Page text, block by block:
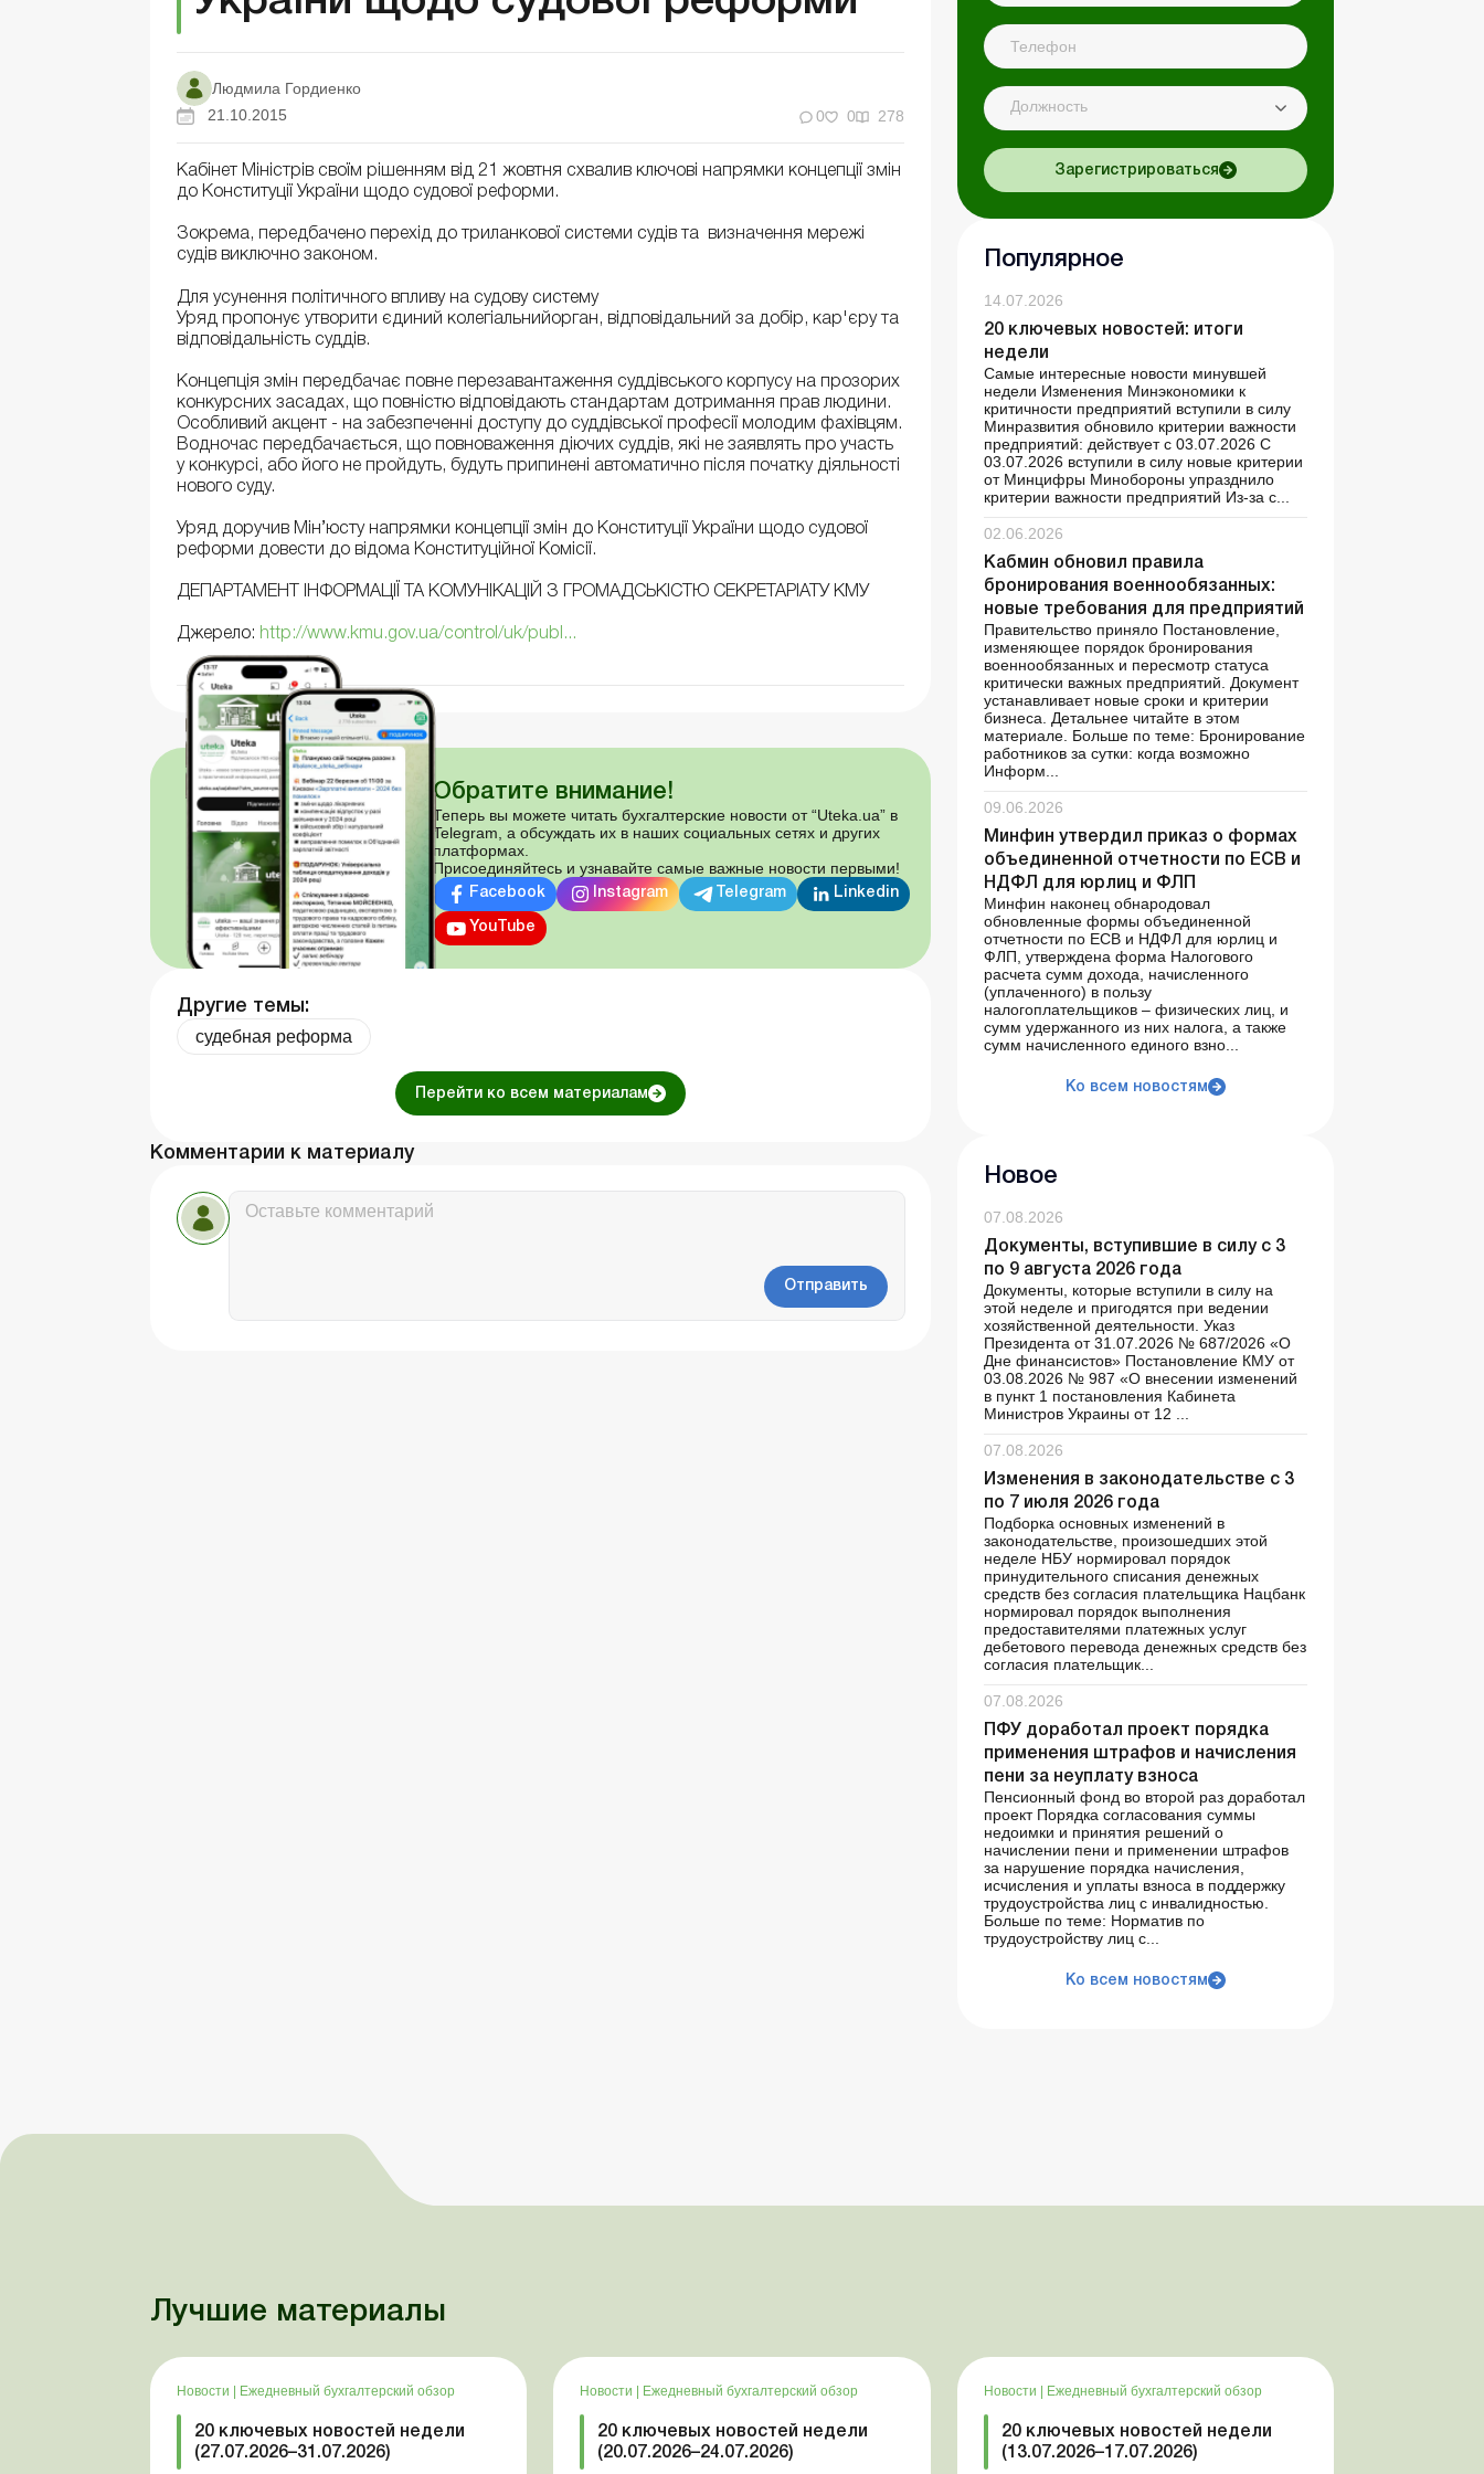
Людмила Гордиенко
21.10.2015
0 0 278
Кабінет Міністрів своїм рішенням від 21 жовтня схвалив ключові напрямки концепції змін
до Конституції України щодо судової реформи.
Зокрема, передбачено перехід до триланкової системи судів та визначення мережі
судів виключно законом.
Для усунення політичного впливу на судову систему
Уряд пропонує утворити єдиний колегіальнийорган, відповідальний за добір, кар'єру та
відповідальність суддів.
Концепція змін передбачає повне перезавантаження суддівського корпусу на прозорих
конкурсних засадах, що повністю відповідають стандартам дотримання прав людини.
Особливий акцент - на забезпеченні доступу до суддівської професії молодим фахівцям.
Водночас передбачається, що повноваження діючих суддів, які не заявлять про участь
у конкурсі, або його не пройдуть, будуть припинені автоматично після початку діяльності
нового суду.
Уряд доручив Мін’юсту напрямки концепції змін до Конституції України щодо судової
реформи довести до відома Конституційної Комісії.
ДЕПАРТАМЕНТ ІНФОРМАЦІЇ ТА КОМУНІКАЦІЙ З ГРОМАДСЬКІСТЮ СЕКРЕТАРІАТУ КМУ
Джерело: http://www.kmu.gov.ua/control/uk/publ...
Обратите внимание!
Теперь вы можете читать бухгалтерские новости от “Uteka.ua” в
Telegram, а обсуждать их в наших социальных сетях и других
платформах.
Присоединяйтесь и узнавайте самые важные новости первыми!
Facebook Instagram Telegram Linkedin
YouTube
Другие темы:
судебная реформа
Перейти ко всем материалам
Комментарии к материалу
Отправить
Должность
Зарегистрироваться
Популярное
14.07.2026
20 ключевых новостей: итоги
недели
Самые интересные новости минувшей
недели Изменения Минэкономики к
критичности предприятий вступили в силу
Минразвития обновило критерии важности
предприятий: действует с 03.07.2026 С
03.07.2026 вступили в силу новые критерии
от Минцифры Минобороны упразднило
критерии важности предприятий Из-за с...
02.06.2026
Кабмин обновил правила
бронирования военнообязанных:
новые требования для предприятий
Правительство приняло Постановление,
изменяющее порядок бронирования
военнообязанных и пересмотр статуса
критически важных предприятий. Документ
устанавливает новые сроки и критерии
бизнеса. Детальнее читайте в этом
материале. Больше по теме: Бронирование
работников за сутки: когда возможно
Информ...
09.06.2026
Минфин утвердил приказ о формах
объединенной отчетности по ЕСВ и
НДФЛ для юрлиц и ФЛП
Минфин наконец обнародовал
обновленные формы объединенной
отчетности по ЕСВ и НДФЛ для юрлиц и
ФЛП, утверждена форма Налогового
расчета сумм дохода, начисленного
(уплаченного) в пользу
налогоплательщиков – физических лиц, и
сумм удержанного из них налога, а также
сумм начисленного единого взно...
Ко всем новостям
Новое
07.08.2026
Документы, вступившие в силу с 3
по 9 августа 2026 года
Документы, которые вступили в силу на
этой неделе и пригодятся при ведении
хозяйственной деятельности. Указ
Президента от 31.07.2026 № 687/2026 «О
Дне финансистов» Постановление КМУ от
03.08.2026 № 987 «О внесении изменений
в пункт 1 постановления Кабинета
Министров Украины от 12 ...
07.08.2026
Изменения в законодательстве с 3
по 7 июля 2026 года
Подборка основных изменений в
законодательстве, произошедших этой
неделе НБУ нормировал порядок
принудительного списания денежных
средств без согласия плательщика Нацбанк
нормировал порядок выполнения
предоставителями платежных услуг
дебетового перевода денежных средств без
согласия плательщик...
07.08.2026
ПФУ доработал проект порядка
применения штрафов и начисления
пени за неуплату взноса
Пенсионный фонд во второй раз доработал
проект Порядка согласования суммы
недоимки и принятия решений о
начислении пени и применении штрафов
за нарушение порядка начисления,
исчисления и уплаты взноса в поддержку
трудоустройства лиц с инвалидностью.
Больше по теме: Норматив по
трудоустройству лиц с...
Ко всем новостям
Лучшие материалы
Новости Ежедневный бухгалтерский обзор
20 ключевых новостей недели
(27.07.2026–31.07.2026)
Новости Ежедневный бухгалтерский обзор
20 ключевых новостей недели
(20.07.2026–24.07.2026)
Новости Ежедневный бухгалтерский обзор
20 ключевых новостей недели
(13.07.2026–17.07.2026)